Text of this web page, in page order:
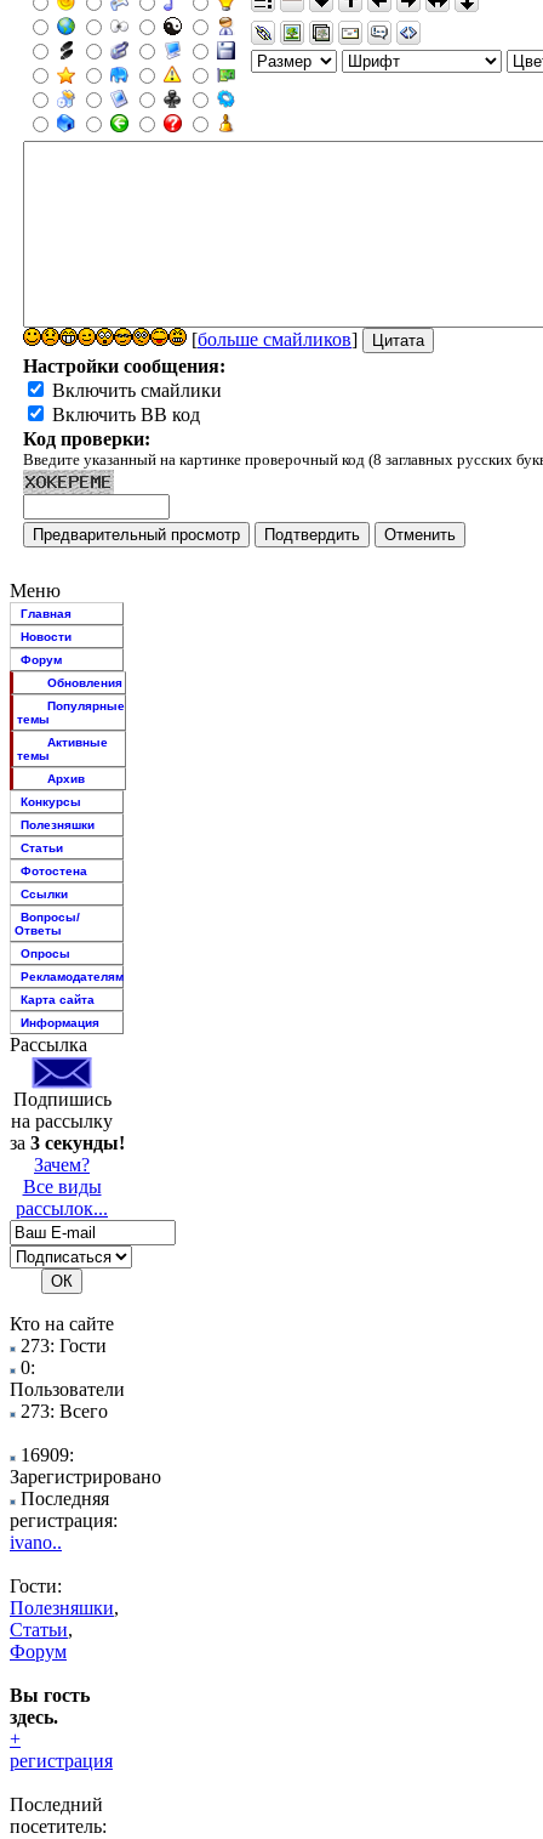
[больше смайликов]
Настройки сообщения:
Включить смайлики
Включить BB код
Код проверки:
Введите указанный на картинке проверочный код (8 заглавных русских
Меню
Главная
Новости
Форум
Обновления
Популярные
темы
Активные
темы
Архив
Конкурсы
Полезняшки
Статьи
Фотостена
Ссылки
Вопросы/
Ответы
Опросы
Рекламодателям
Карта сайта
Информация
Рассылка
Подпишись
на рассылку
за 3 секунды!
Зачем?
Все виды
рассылок...
Кто на сайте
273: Гости
0:
Пользователи
273: Всего
16909:
Зарегистрировано
Последняя
регистрация:
ivano..
Гости:
Полезняшки,
Статьи,
Форум
Вы гость
здесь.
+
регистрация
Последний
посетитель: